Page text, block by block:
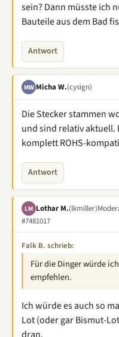
sein? Dann müsste ich
Bauteile aus dem Bad
Antwort
MW Micha W.(cysign)
Die Stecker stammen
und sind relativ aktuell.
komplett ROHS-
Antwort
LM Lothar M.(lkmiller)
#7481017
Falk B. schrieb:
Für die Dinger würde
empfehlen.
Ich würde es auch so
Lot (oder gar Bismut-